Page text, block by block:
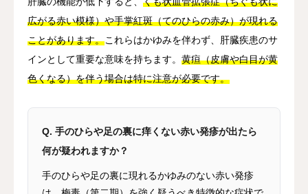
広がる赤い模様）や手掌紅斑（てのひらの赤み）が現れる
ことがあります。これらはかゆみを伴わず、肝臓疾患のサ
インとして重要な意味を持ちます。 黄疸（皮膚や白目が黄
色くなる）を伴う場合は特に注意が必要です。
Q. 手のひらや足の裏に痒くない赤い発疹が出たら
何が疑われますか？
手のひらや足の裏に現れるかゆみのない赤い発疹